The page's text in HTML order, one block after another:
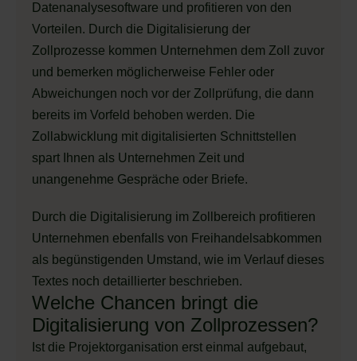
Datenanalysesoftware und profitieren von den
Vorteilen. Durch die Digitalisierung der
Zollprozesse kommen Unternehmen dem Zoll zuvor
und bemerken möglicherweise Fehler oder
Abweichungen noch vor der Zollprüfung, die dann
bereits im Vorfeld behoben werden. Die
Zollabwicklung mit digitalisierten Schnittstellen
spart Ihnen als Unternehmen Zeit und
unangenehme Gespräche oder Briefe.
Durch die Digitalisierung im Zollbereich profitieren
Unternehmen ebenfalls von Freihandelsabkommen
als begünstigenden Umstand, wie im Verlauf dieses
Textes noch detaillierter beschrieben.
Welche Chancen bringt die
Digitalisierung von Zollprozessen?
Ist die Projektorganisation erst einmal aufgebaut,